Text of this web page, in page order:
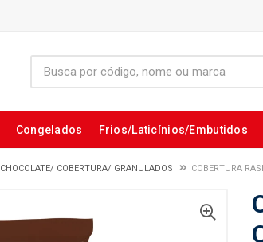
Congelados Frios/Laticínios/Embutidos
CHOCOLATE/ COBERTURA/ GRANULADOS COBERTURA